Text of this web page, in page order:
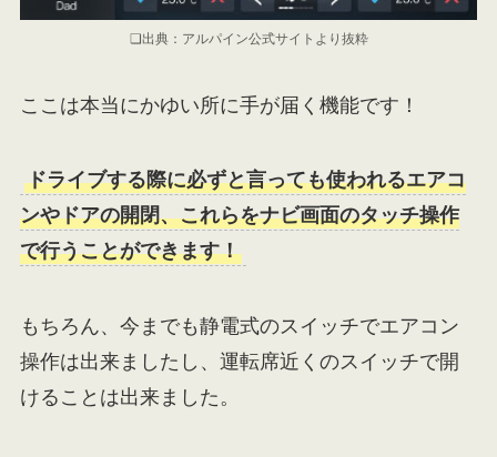
❏出典：アルパイン公式サイトより抜粋
ここは本当にかゆい所に手が届く機能です！
ドライブする際に必ずと言っても使われるエアコ
ンやドアの開閉、これらをナビ画面のタッチ操作
で行うことができます！
もちろん、今までも静電式のスイッチでエアコン
操作は出来ましたし、運転席近くのスイッチで開
けることは出来ました。